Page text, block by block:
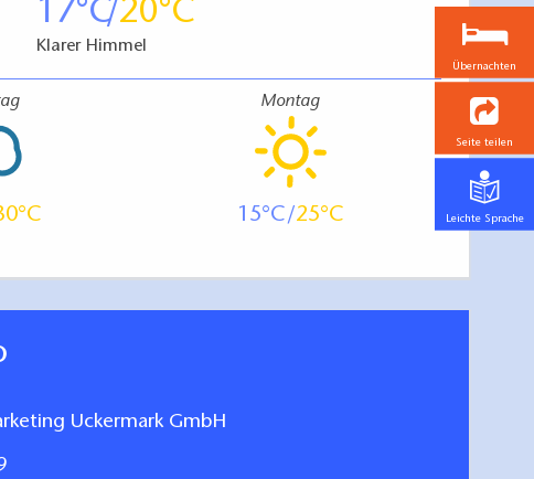
17 20
Klarer Himmel
Montag
15 25
Uckermark GmbH
Übernachten
Seite teilen
Leichte Sprache